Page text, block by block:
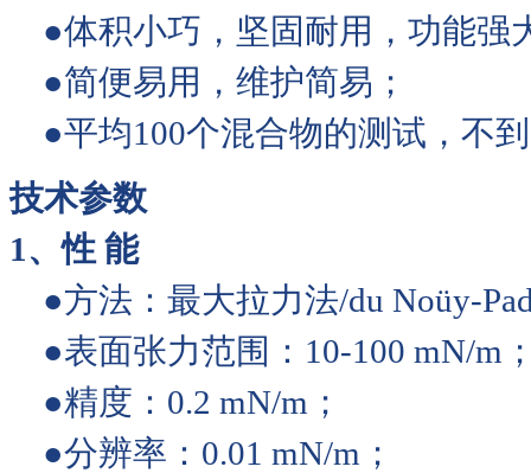
●体积小巧，坚固耐用，功能强
●简便易用，维护简易；
●平均100个混合物的测试，不
技术参数
1、性 能
●方法：最大拉力法/du
●表面张力范围：10-100 mN/m
●精度：0.2
●分辨率：0.01 mN/m；